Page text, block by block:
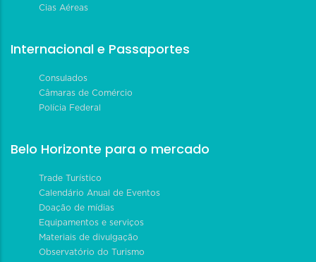
Cias Aéreas
Internacional e Passaportes
Consulados
Câmaras de Comércio
Polícia Federal
Belo Horizonte para o mercado
Trade Turístico
Calendário Anual de Eventos
Doação de mídias
Equipamentos e serviços
Materiais de divulgação
Observatório do Turismo